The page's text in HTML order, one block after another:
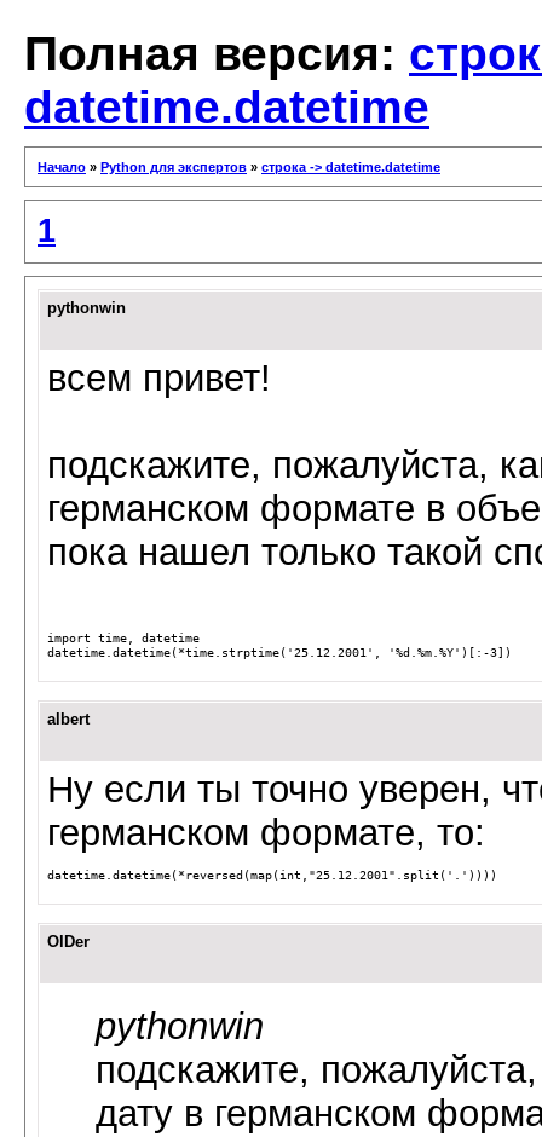
Полная версия:
datetime.datetime
Начало » Python для экспертов » строка -> datetime.datetime
1
pythonwin
всем привет!
подскажите, пожалуйста,
германском формате в
пока нашел только такой
import time
datetime
datetime datetime(*time strptime( '25.12.2001' '%d .%m.%Y' )[: -3])
albert
Ну если ты точно уверен,
германском формате, то:
datetime datetime(*reversed(map(int "25.12.2001" split ( '.' ))))
OlDer
pythonwin
подскажите,
дату в германском